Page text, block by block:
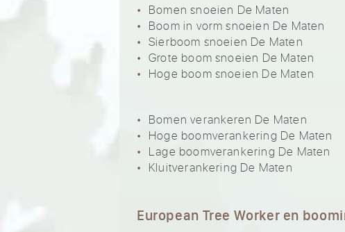
Bomen snoeien De Maten
Boom in vorm snoeien De Maten
Sierboom snoeien De Maten
Grote boom snoeien De Maten
Hoge boom snoeien De Maten
Bomen verankeren De Maten
Hoge boomverankering De Maten
Lage boomverankering De Maten
Kluitverankering De Maten
European Tree Worker en